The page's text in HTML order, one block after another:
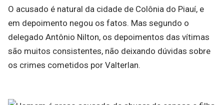
O acusado é natural da cidade de Colônia do Piauí, e
em depoimento negou os fatos. Mas segundo o
delegado Antônio Nilton, os depoimentos das vítimas
são muitos consistentes, não deixando dúvidas sobre
os crimes cometidos por Valterlan.